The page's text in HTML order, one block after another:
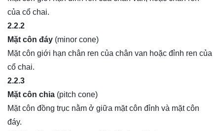
của cổ chai.
2.2.2
Mặt côn đáy (minor cone)
Mặt côn giới hạn chân ren của chân van hoặc đỉnh ren của
cổ chai.
2.2.3
Mặt côn chia (pitch cone)
Mặt côn đồng trục nằm ở giữa mặt côn đỉnh và mặt côn
đáy.